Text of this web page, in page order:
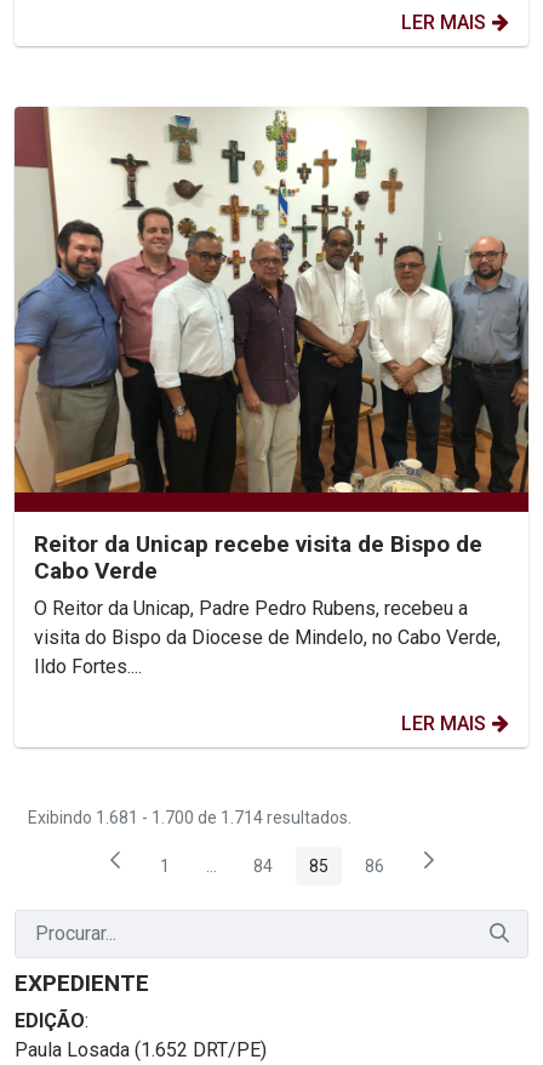
LER MAIS
Reitor da Unicap recebe visita de Bispo de
Cabo Verde
O Reitor da Unicap, Padre Pedro Rubens, recebeu a
visita do Bispo da Diocese de Mindelo, no Cabo Verde,
Ildo Fortes....
LER MAIS
Exibindo 1.681 - 1.700 de 1.714 resultados.
Página
1 Páginas intermediárias Usar ABA para
Página
84 Página
85 Página
86
EXPEDIENTE
EDIÇÃO:
Paula Losada (1.652 DRT/PE)